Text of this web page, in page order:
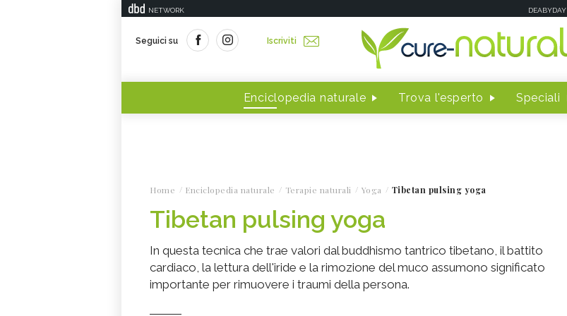
NETWORK DEABYDAY
Seguici su Iscriviti
Enciclopedia naturale Trova l'esperto Speciali
Home Enciclopedia naturale Terapie naturali Yoga Tibetan pulsing yoga
Tibetan pulsing yoga
In questa tecnica che trae valori dal buddhismo tantrico tibetano, il battito
cardiaco, la lettura dell'iride e la rimozione del muco assumono significato
importante per rimuovere i traumi della persona.